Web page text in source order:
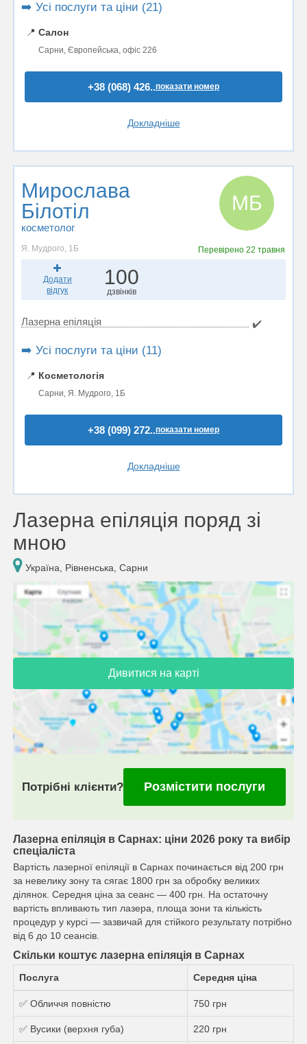
➡️ Усі послуги та ціни (21)
📍 Салон
Сарни, Європейська, офіс 226
+38 (068) 426..показати номер
Докладніше
Мирослава
Білотіл
косметолог
МБ
Я. Мудрого, 1Б Перевірено22 травня
Додати
відгук
100
дзвінків
Лазерна епіляція ✔️
➡️ Усі послуги та ціни (11)
📍 Косметологія
Сарни, Я. Мудрого, 1Б
+38 (099) 272..показати номер
Докладніше
Лазерна епіляція поряд зі
мною
Україна, Рівненська, Сарни
Дивитися на карті
Потрібні клієнти? Розмістити послуги
Лазерна епіляція в Сарнах: ціни 2026 року та вибір
спеціаліста
Вартість лазерної епіляції в Сарнах починається від 200 грн
за невелику зону та сягає 1800 грн за обробку великих
ділянок. Середня ціна за сеанс — 400 грн. На остаточну
вартість впливають тип лазера, площа зони та кількість
процедур у курсі — зазвичай для стійкого результату потрібно
від 6 до 10 сеансів.
Скільки коштує лазерна епіляція в Сарнах
Послуга Середня ціна
✅ Обличчя повністю 750 грн
✅ Вусики (верхня губа) 220 грн